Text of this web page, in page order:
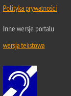
Polityka prywatności
Inne wersje portalu
wersja tekstowa